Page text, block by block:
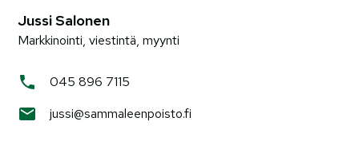
Jussi Salonen
Markkinointi, viestintä, myynti
045 896 7115
jussi@sammaleenpoisto.fi